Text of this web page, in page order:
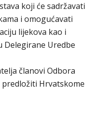
koji će sadržavati
i omogućavati
lijekova kao i
Delegirane Uredbe
članovi Odbora
predložiti Hrvatskome